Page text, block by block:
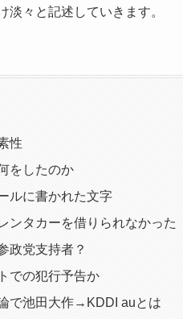
淡々と記述していきます。
性
をしたのか
ルに書かれた文字
ンタカーを借りられなかった
政党支持者？
での犯行予告か
で池田大作→KDDI auとは